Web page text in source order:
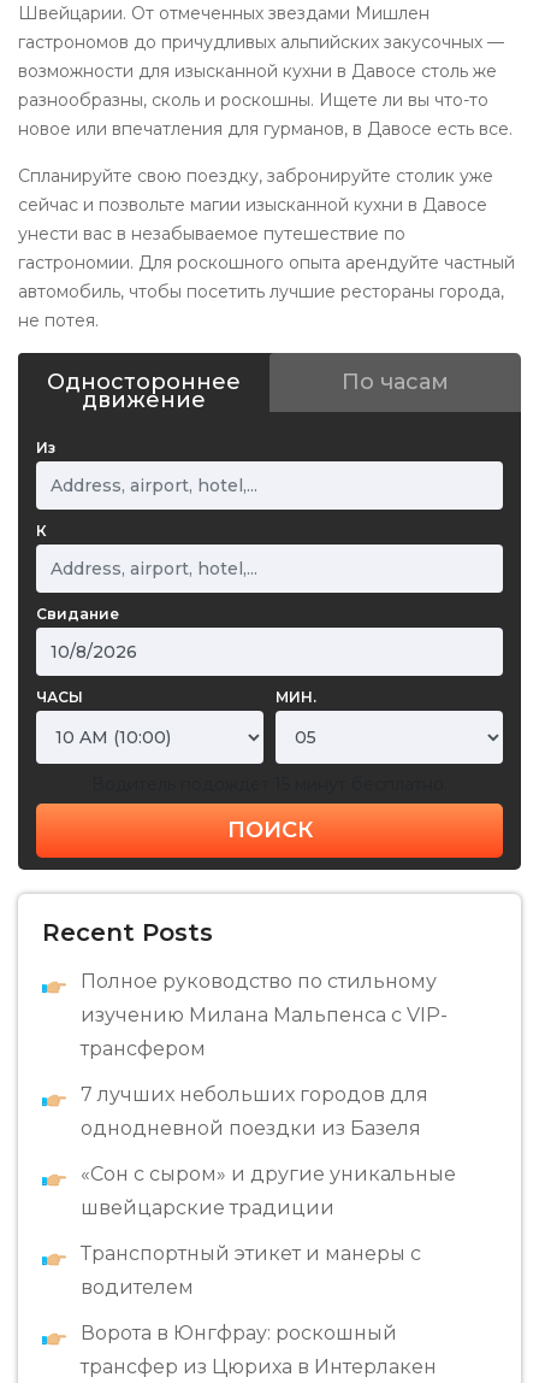
Швейцарии. От отмеченных звездами Мишлен
гастрономов до причудливых альпийских закусочных —
возможности для изысканной кухни в Давосе столь же
разнообразны, сколь и роскошны. Ищете ли вы что-то
новое или впечатления для гурманов, в Давосе есть все.
Спланируйте свою поездку, забронируйте столик уже
сейчас и позвольте магии изысканной кухни в Давосе
унести вас в незабываемое путешествие по
гастрономии. Для роскошного опыта арендуйте частный
автомобиль, чтобы посетить лучшие рестораны города,
не потея.
Одностороннее
движение
По часам
Из
К
Свидание
ЧАСЫ МИН.
ПОИСК
Recent Posts
Полное руководство по стильному
изучению Милана Мальпенса с VIP-
трансфером
7 лучших небольших городов для
однодневной поездки из Базеля
«Сон с сыром» и другие уникальные
швейцарские традиции
Транспортный этикет и манеры с
водителем
Ворота в Юнгфрау: роскошный
трансфер из Цюриха в Интерлакен